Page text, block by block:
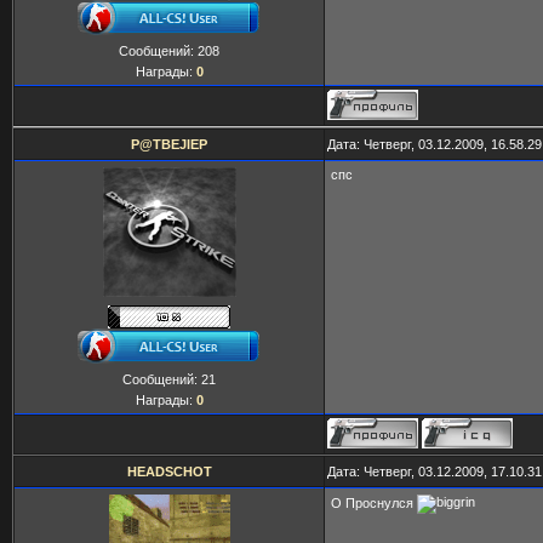
Сообщений: 208
Награды: 0
P@TBEJIEP Дата: Четверг, 03.12.2009,
Сообщений: 21
Награды: 0
спс
HEADSCHOT Дата: Четверг, 03.12.2009,
O Проснулся